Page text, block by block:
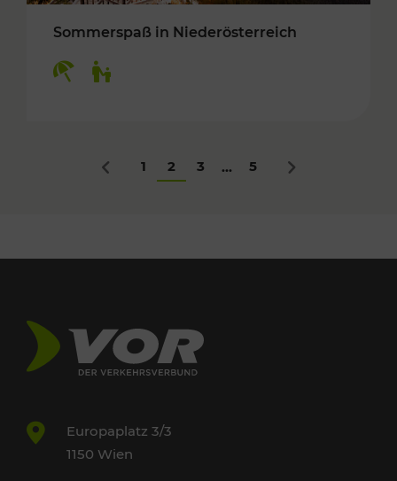
Sommerspaß in Niederösterreich
Zurück
1 2 3 ... 5 Nächstes
Europaplatz 3/3
1150 Wien